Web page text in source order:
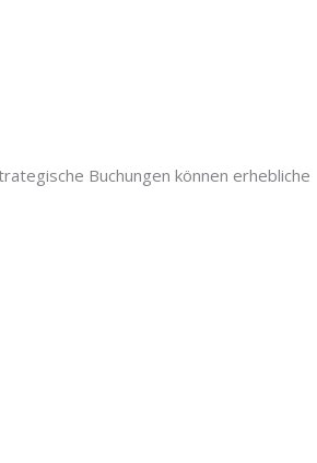
Buchungen können erhebliche